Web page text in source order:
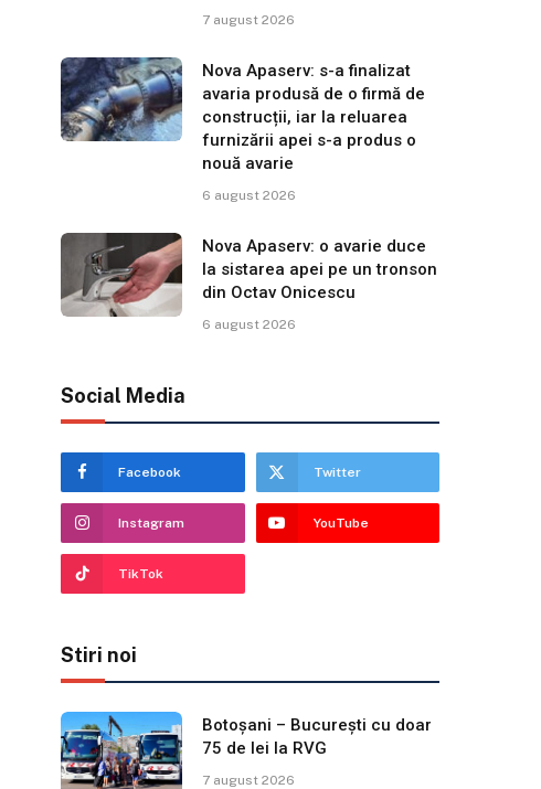
7 august 2026
Nova Apaserv: s-a finalizat
avaria produsă de o firmă de
construcții, iar la reluarea
furnizării apei s-a produs o
nouă avarie
6 august 2026
Nova Apaserv: o avarie duce
la sistarea apei pe un tronson
din Octav Onicescu
6 august 2026
Social Media
Facebook Twitter
Instagram YouTube
TikTok
Stiri noi
Botoșani – București cu doar
75 de lei la RVG
7 august 2026